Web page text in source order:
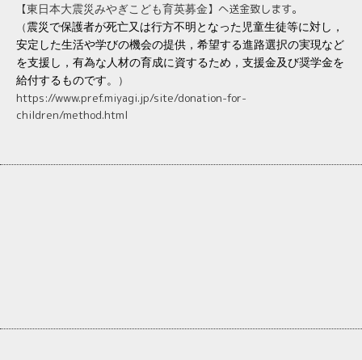
【東日本大震災みやぎこども育英募金 】へ送金致します。
（ 震災で保護者が死亡又は行方不明となった児童生徒等に対し，
安定した生活や学びの機会の提供，希望する進路選択の実現など
を支援し，有為な人材の育成に資するため，支援金及び奨学金を
給付するものです。
）
https://www.pref.miyagi.jp/site/donation-for-
children/method.html